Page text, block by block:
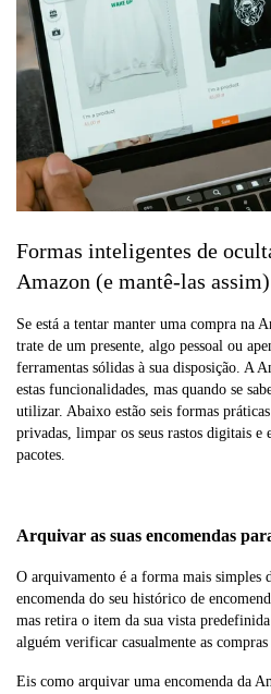
Formas inteligentes de
Amazon (e mantê-las assim)
Se está a tentar manter uma compra na
trate de um presente, algo pessoal ou
ferramentas sólidas à sua disposição. A
estas funcionalidades, mas quando se
utilizar. Abaixo estão seis formas
privadas, limpar os seus rastos digitais e
pacotes.
Arquivar as suas encomendas
O arquivamento é a forma mais simples
encomenda do seu histórico de
mas retira o item da sua vista
alguém verificar casualmente as compras
Eis como arquivar uma encomenda da